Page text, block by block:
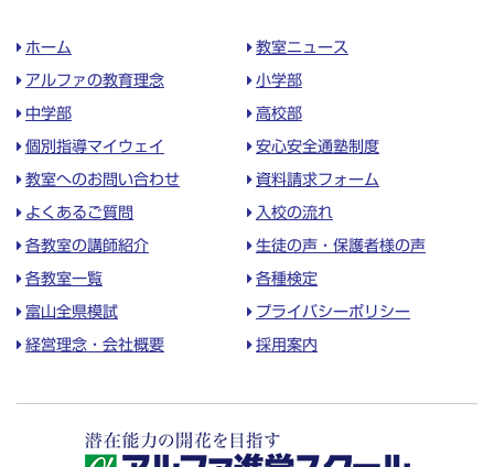
ホーム 教室ニュース
アルファの教育理念 小学部
中学部 高校部
個別指導マイウェイ 安心安全通塾制度
教室へのお問い合わせ 資料請求フォーム
よくあるご質問 入校の流れ
各教室の講師紹介 生徒の声・保護者様の声
各教室一覧 各種検定
富山全県模試 プライバシーポリシー
経営理念・会社概要 採用案内